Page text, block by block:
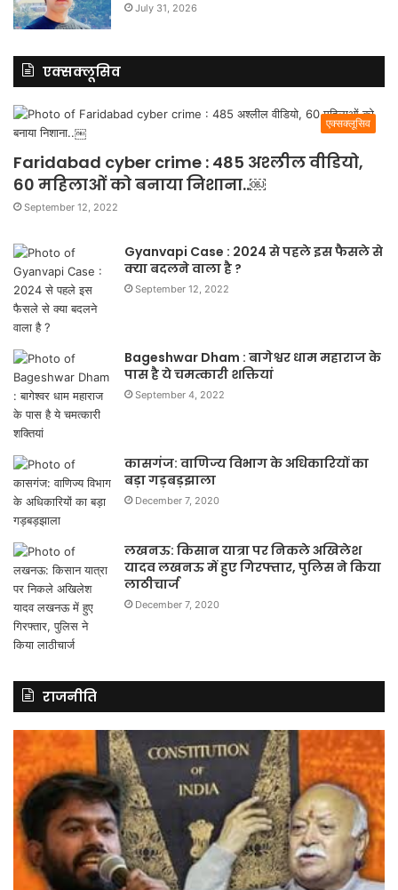
July 31, 2026
एक्सक्लूसिव
एक्सक्लूसिव
Faridabad cyber crime : 485 अश्लील वीडियो,
60 महिलाओं को बनाया निशाना..￼
September 12, 2022
Gyanvapi Case : 2024 से पहले इस फैसले से
क्या बदलने वाला है ?
September 12, 2022
Bageshwar Dham : बागेश्वर धाम महाराज के
पास है ये चमत्कारी शक्तियां
September 4, 2022
कासगंज: वाणिज्य विभाग के अधिकारियों का
बड़ा गड़बड़झाला
December 7, 2020
लखनऊ: किसान यात्रा पर निकले अखिलेश
यादव लखनऊ में हुए गिरफ्तार, पुलिस ने किया
लाठीचार्ज
December 7, 2020
राजनीति